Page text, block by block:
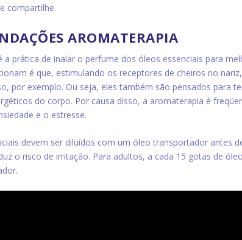
compartilhe.
AROMATERAPIA
a prática de inalar o perfume dos óleos essenciais para
é que, estimulando os receptores de cheiros no
por exemplo. Ou seja, eles também são pensados ​​para
do corpo. Por causa disso, a aromaterapia é
e o estresse.
devem ser diluídos com um óleo transportador antes
o risco de irritação. Para adultos, a cada 15 gotas de